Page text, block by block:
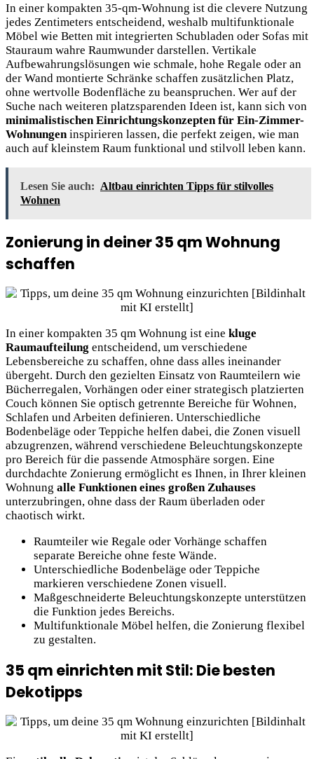
In einer kompakten 35-qm-Wohnung ist die clevere Nutzung
jedes Zentimeters entscheidend, weshalb multifunktionale
Möbel wie Betten mit integrierten Schubladen oder Sofas mit
Stauraum wahre Raumwunder darstellen. Vertikale
Aufbewahrungslösungen wie schmale, hohe Regale oder an
der Wand montierte Schränke schaffen zusätzlichen Platz,
ohne wertvolle Bodenfläche zu beanspruchen. Wer auf der
Suche nach weiteren platzsparenden Ideen ist, kann sich von
minimalistischen Einrichtungskonzepten für Ein-Zimmer-
Wohnungen inspirieren lassen, die perfekt zeigen, wie man
auch auf kleinstem Raum funktional und stilvoll leben kann.
Lesen Sie auch: Altbau einrichten Tipps für stilvolles
Wohnen
Zonierung in deiner 35 qm Wohnung
schaffen
In einer kompakten 35 qm Wohnung ist eine kluge
Raumaufteilung entscheidend, um verschiedene
Lebensbereiche zu schaffen, ohne dass alles ineinander
übergeht. Durch den gezielten Einsatz von Raumteilern wie
Bücherregalen, Vorhängen oder einer strategisch platzierten
Couch können Sie optisch getrennte Bereiche für Wohnen,
Schlafen und Arbeiten definieren. Unterschiedliche
Bodenbeläge oder Teppiche helfen dabei, die Zonen visuell
abzugrenzen, während verschiedene Beleuchtungskonzepte
pro Bereich für die passende Atmosphäre sorgen. Eine
durchdachte Zonierung ermöglicht es Ihnen, in Ihrer kleinen
Wohnung alle Funktionen eines großen Zuhauses
unterzubringen, ohne dass der Raum überladen oder
chaotisch wirkt.
Raumteiler wie Regale oder Vorhänge schaffen
separate Bereiche ohne feste Wände.
Unterschiedliche Bodenbeläge oder Teppiche
markieren verschiedene Zonen visuell.
Maßgeschneiderte Beleuchtungskonzepte unterstützen
die Funktion jedes Bereichs.
Multifunktionale Möbel helfen, die Zonierung flexibel
zu gestalten.
35 qm einrichten mit Stil: Die besten
Dekotipps